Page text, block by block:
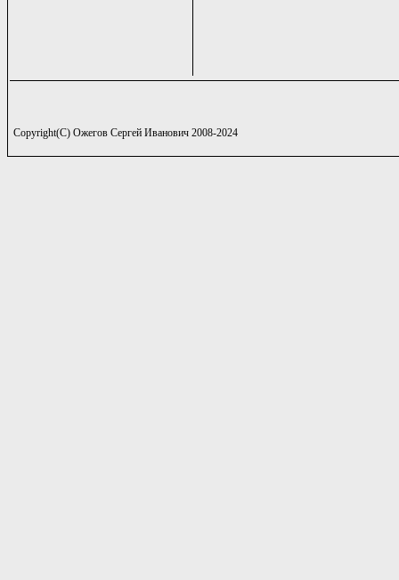
Copyright(C) Ожегов Сергей Иванович 2008-2024